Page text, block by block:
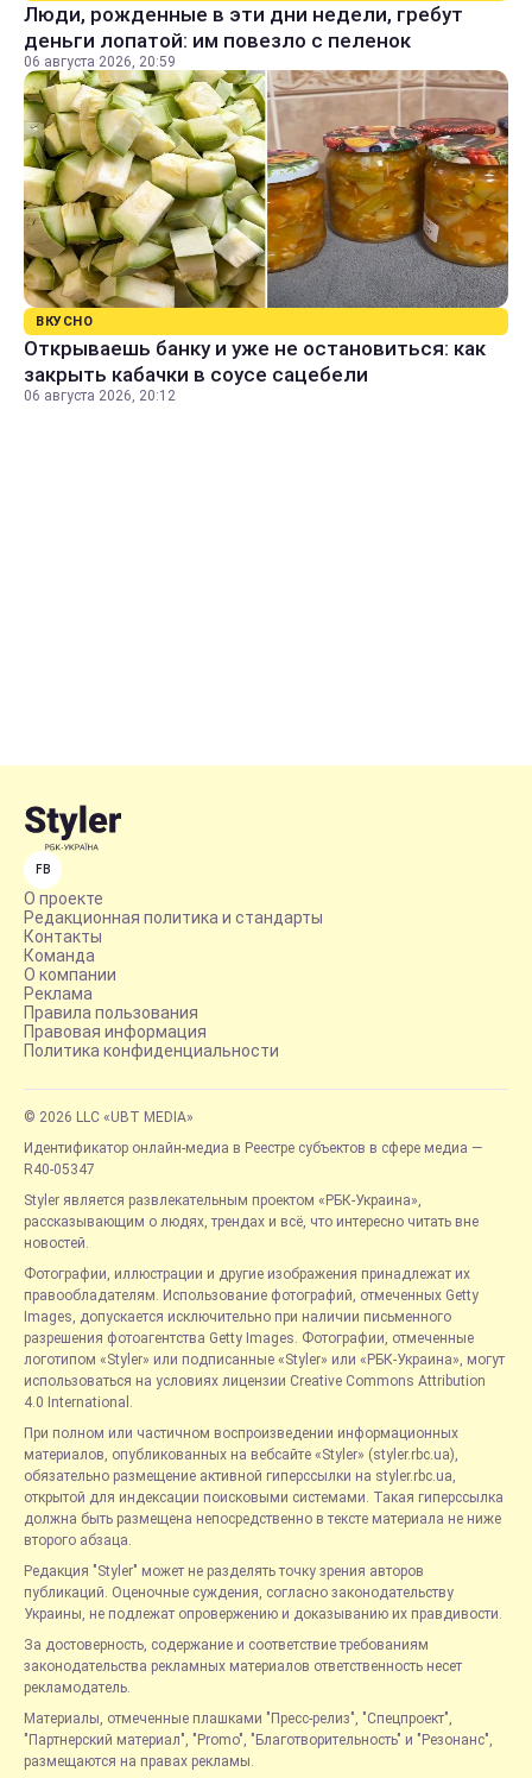
Люди, рожденные в эти дни недели, гребут
деньги лопатой: им повезло с пеленок
06 августа 2026, 20:59
ВКУСНО
Открываешь банку и уже не остановиться: как
закрыть кабачки в соусе сацебели
06 августа 2026, 20:12
FB
О проекте
Редакционная политика и стандарты
Контакты
Команда
О компании
Реклама
Правила пользования
Правовая информация
Политика конфиденциальности
© 2026 LLC «UBT MEDIA»
Идентификатор онлайн-медиа в Реестре субъектов в сфере медиа —
R40-05347
Styler является развлекательным проектом «РБК-Украина»,
рассказывающим о людях, трендах и всё, что интересно читать вне
новостей.
Фотографии, иллюстрации и другие изображения принадлежат их
правообладателям. Использование фотографий, отмеченных Getty
Images, допускается исключительно при наличии письменного
разрешения фотоагентства Getty Images. Фотографии, отмеченные
логотипом «Styler» или подписанные «Styler» или «РБК-Украина», могут
использоваться на условиях лицензии Creative Commons Attribution
4.0 International.
При полном или частичном воспроизведении информационных
материалов, опубликованных на вебсайте «Styler» (styler.rbc.ua),
обязательно размещение активной гиперссылки на styler.rbc.ua,
открытой для индексации поисковыми системами. Такая гиперссылка
должна быть размещена непосредственно в тексте материала не ниже
второго абзаца.
Редакция "Styler" может не разделять точку зрения авторов
публикаций. Оценочные суждения, согласно законодательству
Украины, не подлежат опровержению и доказыванию их правдивости.
За достоверность, содержание и соответствие требованиям
законодательства рекламных материалов ответственность несет
рекламодатель.
Материалы, отмеченные плашками "Пресс-релиз", "Спецпроект",
"Партнерский материал", "Promo", "Благотворительность" и "Резонанс",
размещаются на правах рекламы.